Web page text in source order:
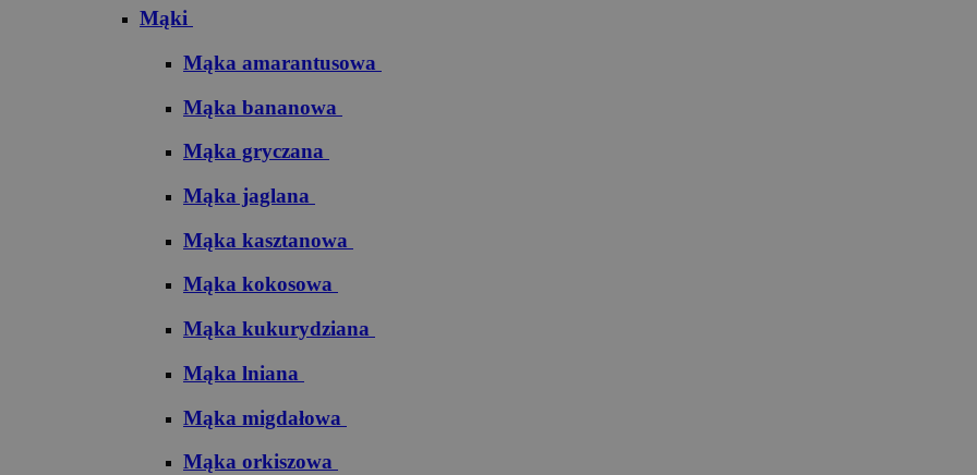
Mąki
Mąka amarantusowa
Mąka bananowa
Mąka gryczana
Mąka jaglana
Mąka kasztanowa
Mąka kokosowa
Mąka kukurydziana
Mąka lniana
Mąka migdałowa
Mąka orkiszowa